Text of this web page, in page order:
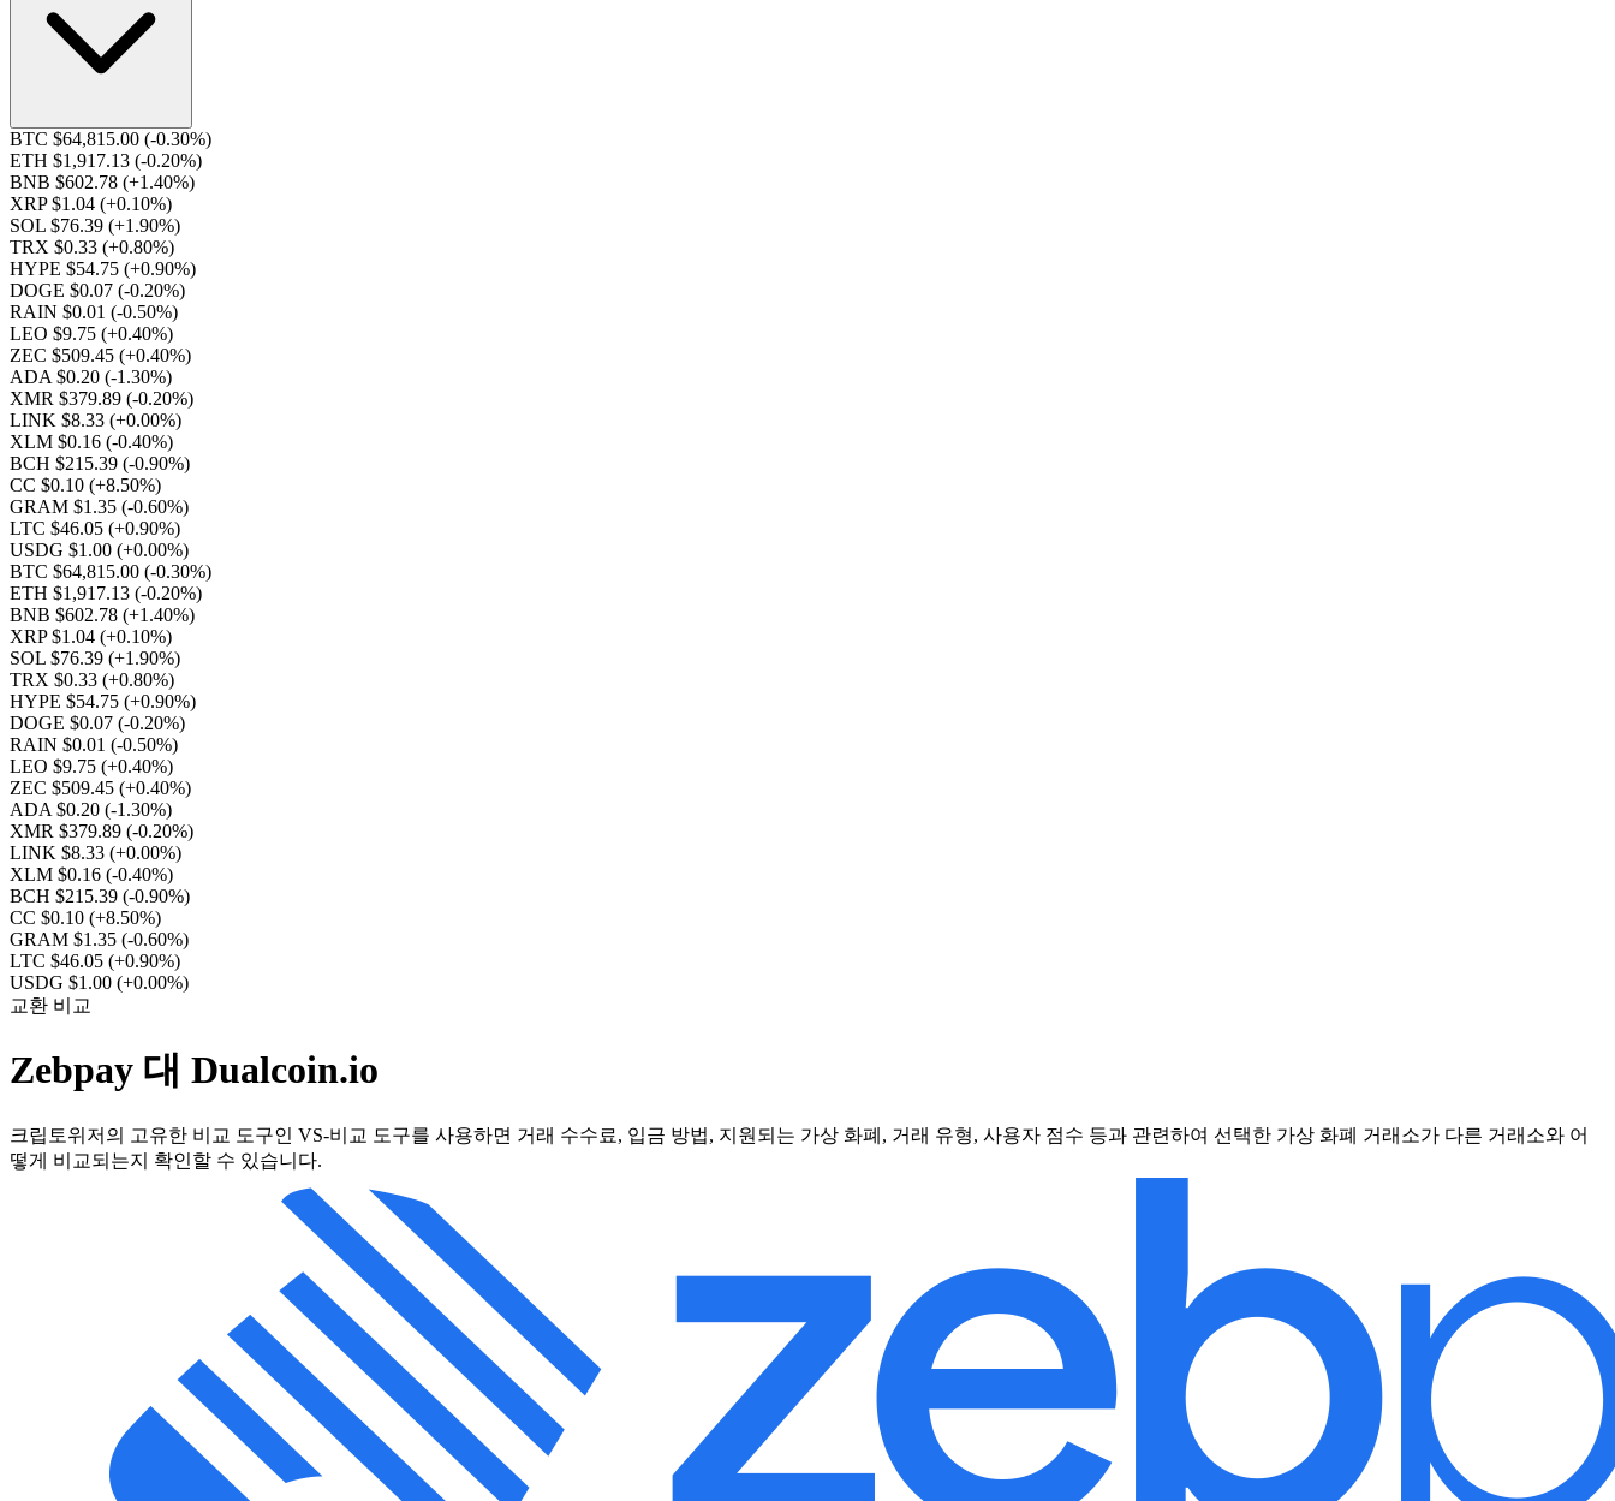
BTC $64,815.00 (-0.30%)
ETH $1,917.13 (-0.20%)
BNB $602.78 (+1.40%)
XRP $1.04 (+0.10%)
SOL $76.39 (+1.90%)
TRX $0.33 (+0.80%)
HYPE $54.75 (+0.90%)
DOGE $0.07 (-0.20%)
RAIN $0.01 (-0.50%)
LEO $9.75 (+0.40%)
ZEC $509.45 (+0.40%)
ADA $0.20 (-1.30%)
XMR $379.89 (-0.20%)
LINK $8.33 (+0.00%)
XLM $0.16 (-0.40%)
BCH $215.39 (-0.90%)
CC $0.10 (+8.50%)
GRAM $1.35 (-0.60%)
LTC $46.05 (+0.90%)
USDG $1.00 (+0.00%)
BTC $64,815.00 (-0.30%)
ETH $1,917.13 (-0.20%)
BNB $602.78 (+1.40%)
XRP $1.04 (+0.10%)
SOL $76.39 (+1.90%)
TRX $0.33 (+0.80%)
HYPE $54.75 (+0.90%)
DOGE $0.07 (-0.20%)
RAIN $0.01 (-0.50%)
LEO $9.75 (+0.40%)
ZEC $509.45 (+0.40%)
ADA $0.20 (-1.30%)
XMR $379.89 (-0.20%)
LINK $8.33 (+0.00%)
XLM $0.16 (-0.40%)
BCH $215.39 (-0.90%)
CC $0.10 (+8.50%)
GRAM $1.35 (-0.60%)
LTC $46.05 (+0.90%)
USDG $1.00 (+0.00%)
교환 비교
Zebpay 대 Dualcoin.io
크립토위저의 고유한 비교 도구인 VS-비교 도구를 사용하면 거래 수수료, 입금 방법, 지원되는 가상 화폐, 거래 유형, 사용자 점수 등과 관련하여 선택한 가상 화폐 거래소가 다른 거래소와 어
떻게 비교되는지 확인할 수 있습니다.